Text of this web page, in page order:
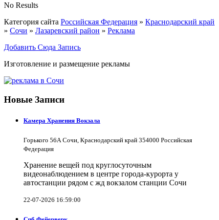
No Results
Категория сайта Российская Федерация » Краснодарский край
» Сочи » Лазаревский район » Реклама
Добавить Сюда Запись
Изготовление и размещение рекламы
Новые Записи
Камера Хранения Вокзала
Горького 56А Сочи, Краснодарский край 354000 Российская
Федерация
Хранение вещей под круглосуточным
видеонаблюдением в центре города-курорта у
автостанции рядом с жд вокзалом станции Сочи
22-07-2026 16:59:00